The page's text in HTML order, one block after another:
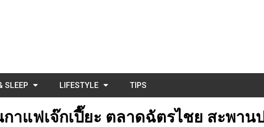
SLEEP LIFESTYLE TIPS
าแฟเจ๊กเปี๊ยะ ตลาดฉัตรไชย สะพาน